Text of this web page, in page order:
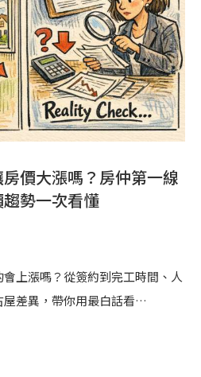
價大漲嗎？房仲第一線
勢一次看懂
上漲嗎？從簽約到完工時間、人
屋差異，帶你用最白話看…